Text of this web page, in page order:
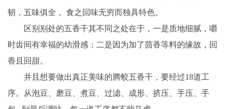
韧，五味俱全， 食之回味无穷而独具特色。
区别别处的五香干其不同之处在于，一是质地细腻，嚼
时齿间有幸福的幼滑感；二是因为加了茴香等料的缘故，回
香且回甜。
并且想要做出真正美味的腾蛟五香干，要经过18道工
序。从泡豆、磨豆、煮豆、过滤、成形、挤压、手压、手